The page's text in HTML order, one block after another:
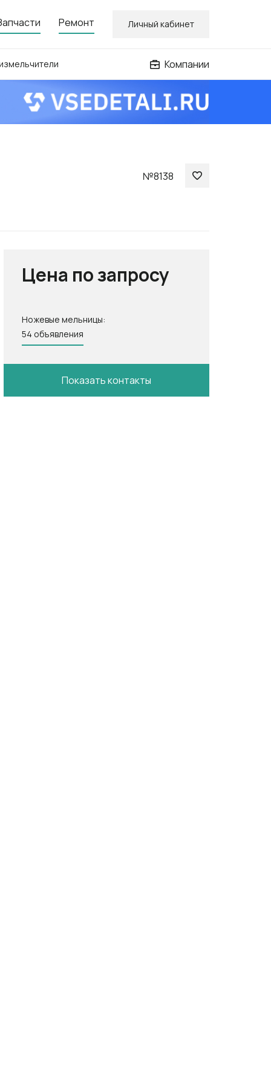
Ремонт Личный кабинет
Компании
№8138
Цена по запросу
Ножевые мельницы:
54 объявления
Показать контакты